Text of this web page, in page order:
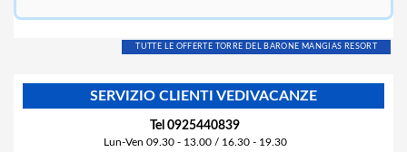
TUTTE LE OFFERTE TORRE DEL BARONE MANGIAS RESORT
SERVIZIO CLIENTI VEDIVACANZE
Tel 0925440839
Lun-Ven 09.30 - 13.00 / 16.30 - 19.30